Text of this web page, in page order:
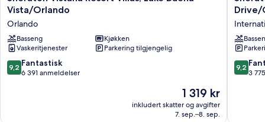
Vistana
Resort
Villas,
Lake
Buena
Vista/Orlando
Orlando
Vista/Orlando
Orlando
Basseng
Kjøkken
Vaskeritjenester
Parkering tilgjengelig
9.2
av
9,2 Fantastisk
6 391 anmeldelser
Prisen
1 319 kr
1 319 kr
inkludert skatter og avgifter
7. sep.–8. sep.
Vistana
Villages
Resort
Villas,
I-
Drive/
Drive/
9.2
av
9,2
3